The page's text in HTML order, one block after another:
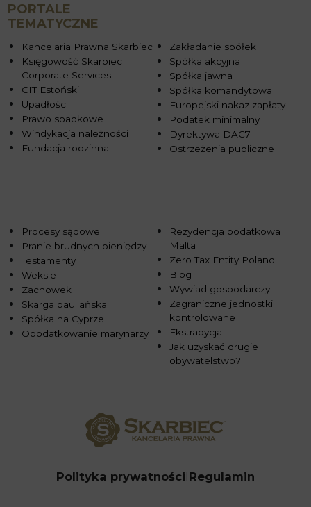
PORTALE
TEMATYCZNE
Kancelaria Prawna Skarbiec
Księgowość Skarbiec
Corporate Services
CIT Estoński
Upadłości
Prawo spadkowe
Windykacja należności
Fundacja rodzinna
Zakładanie spółek
Spółka akcyjna
Spółka jawna
Spółka komandytowa
Europejski nakaz zapłaty
Podatek minimalny
Dyrektywa DAC7
Ostrzeżenia publiczne
Procesy sądowe
Pranie brudnych pieniędzy
Testamenty
Weksle
Zachowek
Skarga pauliańska
Spółka na Cyprze
Opodatkowanie marynarzy
Rezydencja podatkowa
Malta
Zero Tax Entity Poland
Blog
Wywiad gospodarczy
Zagraniczne jednostki
kontrolowane
Ekstradycja
Jak uzyskać drugie
obywatelstwo?
Polityka prywatności Regulamin